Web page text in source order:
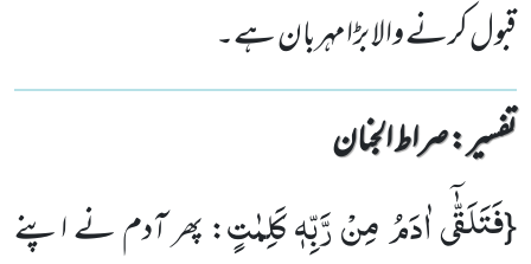
قبول کرنے والا بڑامہربان ہے۔
تفسیر : ‎صراط الجنان
{فَتَلَقّٰۤى اٰدَمُ مِنْ رَّبِّهٖ كَلِمٰتٍ: پھر آدم نے اپنے